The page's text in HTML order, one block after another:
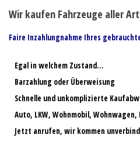
Wir kaufen Fahrzeuge aller
Faire Inzahlungnahme Ihres
Egal in welchem Zustand…
Barzahlung oder Überweisung
Schnelle und unkomplizierte
Auto, LKW, Wohnmobil,
Jetzt anrufen, wir kommen